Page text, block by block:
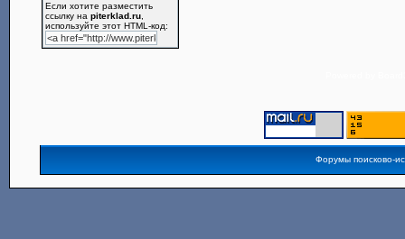
Если хотите разместить
ссылку наpiterklad.ru
используйте этот HTML-код:
Форумы поисково-